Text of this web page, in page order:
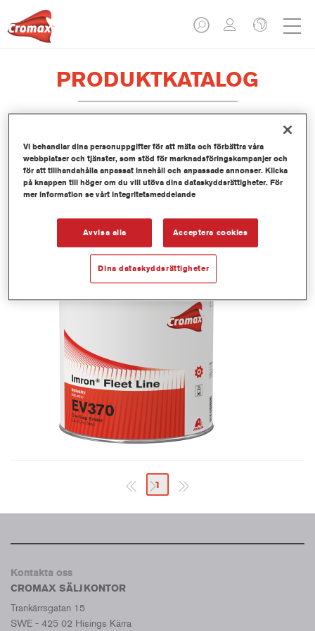
PRODUKTKATALOG
EV370 Imron® Fleet Line Industry
One Step Binder
Artikelnummer EV370 3.50 LI
Mer information
1
Kontakta oss
CROMAX SÄLJKONTOR
Trankärrsgatan 15
SWE - 425 02 Hisings Kärra
Vi behandlar dina personuppgifter för att mäta och förbättra våra
webbplatser och tjänster, som stöd för marknadsföringskampanjer och
för att tillhandahålla anpassat innehåll och anpassade annonser. Klicka
på knappen till höger om du vill utöva dina dataskyddsrättigheter. För
mer information se vårt integritetsmeddelande
Avvisa alla Acceptera cookies
Dina dataskyddsrättigheter